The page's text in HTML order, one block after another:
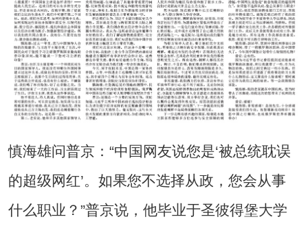
慎海雄问普京：“中国网友说您是‘被总统耽误
的超级网红’。如果您不选择从政，您会从事
什么职业？”普京说，他毕业于圣彼得堡大学